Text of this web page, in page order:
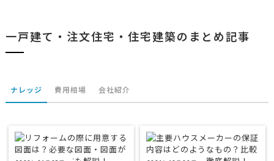
一戸建て・注文住宅・住宅建築のまとめ記事
ナレッジ 費用相場 会社紹介